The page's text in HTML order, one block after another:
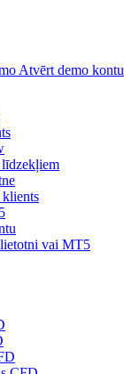
Atvērt demo kontu
klients
vai MT5